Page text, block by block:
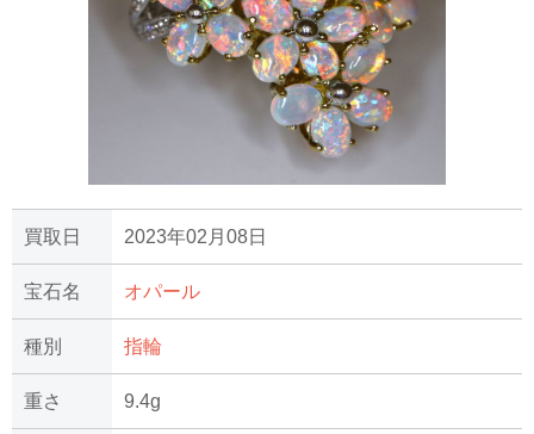
買取日 2023年02月08日
宝石名 オパール
種別 指輪
重さ 9.4g